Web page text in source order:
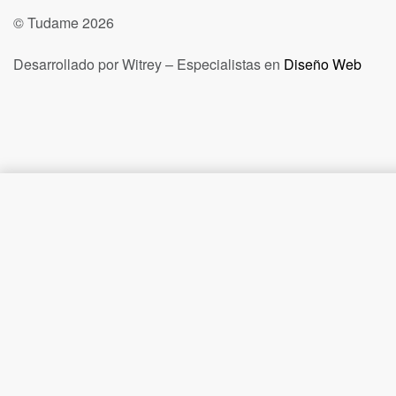
© Tudame 2026
Desarrollado por Witrey – Especialistas en Diseño Web